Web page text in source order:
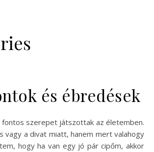
és ébredések
vagy a divat miatt, hanem mert valahogy
hogy ha van egy jó pár cipőm, akkor